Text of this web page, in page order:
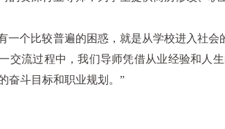
个比较普遍的困惑，就是从学校进入社会
交流过程中，我们导师凭借从业经验和人
奋斗目标和职业规划。”